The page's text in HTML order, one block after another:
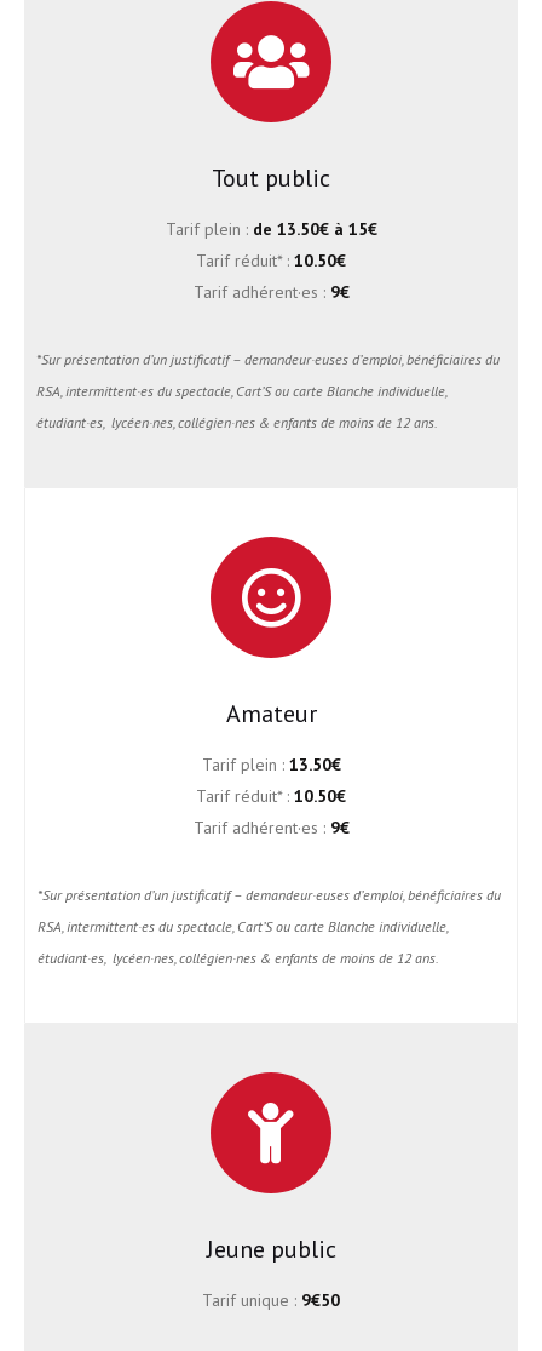
Tout public
Tarif plein :de 13.50€ à 15€
Tarif réduit* : 10.50€
Tarif adhérent·es : 9€
*Sur présentation d’un justificatif – demandeur·euses d’emploi, bénéficiaires du
RSA, intermittent·es du spectacle, Cart’S ou carte Blanche individuelle,
étudiant·es, lycéen·nes, collégien·nes & enfants de moins de 12 ans.
Amateur
Tarif plein : 13.50€
Tarif réduit* : 10.50€
Tarif adhérent·es : 9€
*Sur présentation d’un justificatif – demandeur·euses d’emploi, bénéficiaires du
RSA, intermittent·es du spectacle, Cart’S ou carte Blanche individuelle,
étudiant·es, lycéen·nes, collégien·nes & enfants de moins de 12 ans.
Jeune public
Tarif unique : 9€50